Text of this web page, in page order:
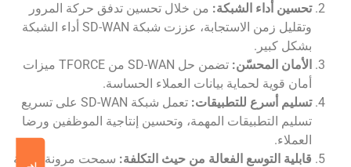
تحسين أداء الشبكة: من خلال تحسين تدفق حركة المرور
وتقليل زمن الاستجابة، عززت شبكة SD-WAN أداء الشبكة
بشكل كبير.
الأمان المحسّن:
تضمن حل SD-WAN من TFORCE ميزات
أمان قوية لحماية بيانات العملاء الحساسة.
تسليم أسرع للتطبيقات:
تعمل شبكة SD-WAN على تسريع
تسليم التطبيقات المهمة، وتحسين إنتاجية الموظفين ورضا
العملاء.
قابلية التوسع الفعالة من حيث التكلفة: سمحت مرونة شبكة